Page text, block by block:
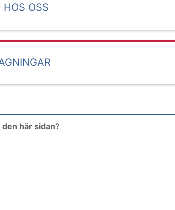
HOS OSS
här sidan?